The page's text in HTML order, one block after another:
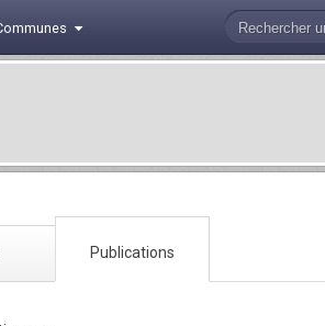
Publications